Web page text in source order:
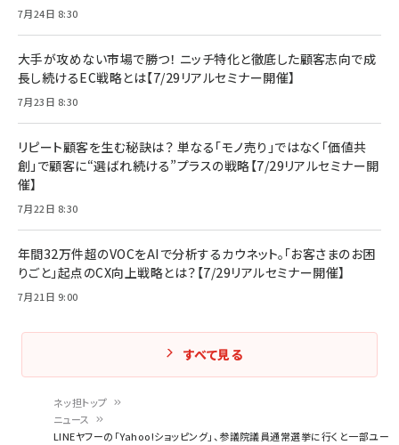
ネッ担トップ
ニュース
LINEヤフーの「Yahoo!ショッピング」、参議院議員通常選挙に行くと一部ユー
7月24日 8:30
大手が攻めない市場で勝つ！ ニッチ特化と徹底した顧客志向で成
長し続けるEC戦略とは【7/29リアルセミナー開催】
7月23日 8:30
リピート顧客を生む秘訣は？ 単なる「モノ売り」ではなく「価値共
創」で顧客に“選ばれ続ける”プラスの戦略【7/29リアルセミナー開
催】
7月22日 8:30
年間32万件超のVOCをAIで分析するカウネット。「お客さまのお困
りごと」起点のCX向上戦略とは？【7/29リアルセミナー開催】
7月21日 9:00
すべて見る